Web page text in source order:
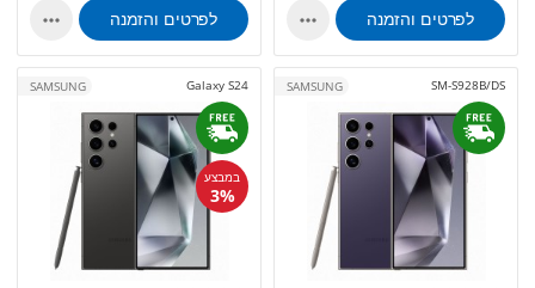
לפרטים והזמנה  לפרטים והזמנה 
SM-S928B/DS
SAMSUNG
Galaxy S24
במבצע
3%
SAMSUNG